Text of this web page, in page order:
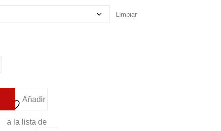
Limpiar
Añadir
a la lista de